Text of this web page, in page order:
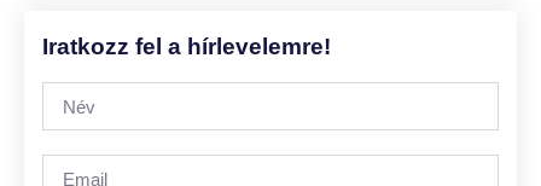
Iratkozz fel a hírlevelemre!